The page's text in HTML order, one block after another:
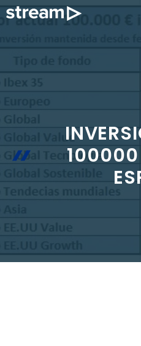
Saltar
100000